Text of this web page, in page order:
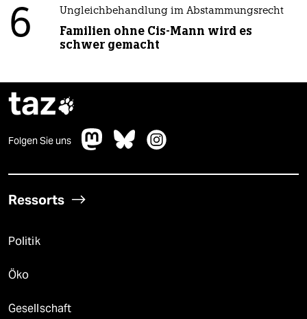
6 Ungleichbehandlung im Abstammungsrecht
Familien ohne Cis-Mann wird es
schwer gemacht
taz
Folgen Sie uns
Ressorts
Politik
Öko
Gesellschaft